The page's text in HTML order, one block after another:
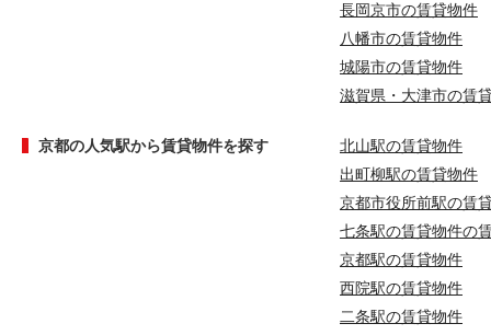
長岡京市の賃貸物件
八幡市の賃貸物件
城陽市の賃貸物件
滋賀県・大津市の賃
京都の人気駅から賃貸物件を探す
北山駅の賃貸物件
出町柳駅の賃貸物件
京都市役所前駅の賃
七条駅の賃貸物件の
京都駅の賃貸物件
西院駅の賃貸物件
二条駅の賃貸物件